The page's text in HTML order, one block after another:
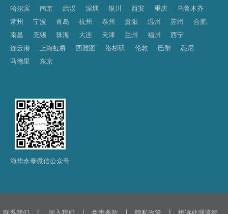
哈尔滨
南京 武汉 深圳 银川 西安 重庆
乌鲁木齐
常州
宁波 青岛 杭州 泰州 贵阳 温州 苏州
合肥
南昌
无锡 珠海 大连 天津 兰州 福州
西宁
连云港
上海虹桥 西雅图 洛杉矶 伦敦 巴黎
悉尼
马德里
东京
海华永泰微信公众号